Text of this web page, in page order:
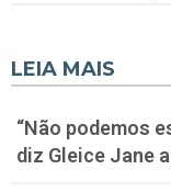
LEIA MAIS
“Não podemos
diz Gleice Jane